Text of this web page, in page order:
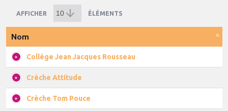
AFFICHER ÉLÉMENTS
Nom
Collège Jean Jacques Rousseau
Crèche Attitude
Crèche Tom Pouce